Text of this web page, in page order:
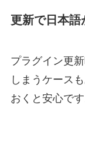
更新で日本
プラグイン更
しまうケース
おくと安心です